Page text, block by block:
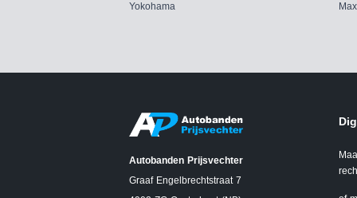
Yokohama
Autobanden Prijsvechter
Graaf Engelbrechtstraat 7